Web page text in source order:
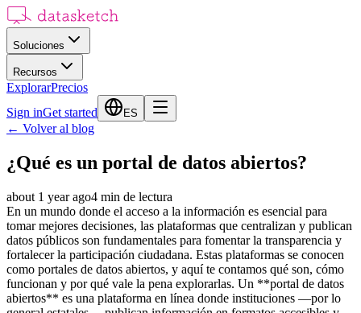
Soluciones
Recursos
ExplorarPrecios
Sign inGet started ES
← Volver al blog
¿Qué es un portal de datos abiertos?
about 1 year ago4 min de lectura
En un mundo donde el acceso a la información es esencial para
tomar mejores decisiones, las plataformas que centralizan y publican
datos públicos son fundamentales para fomentar la transparencia y
fortalecer la participación ciudadana. Estas plataformas se conocen
como portales de datos abiertos, y aquí te contamos qué son, cómo
funcionan y por qué vale la pena explorarlas. Un **portal de datos
abiertos** es una plataforma en línea donde instituciones —por lo